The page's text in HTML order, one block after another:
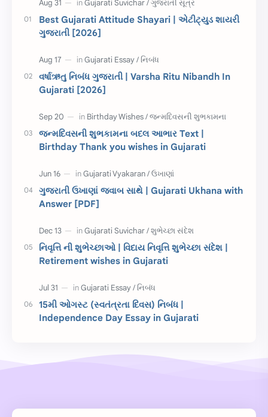
ગુજરાતી સૂત્ર
ચાલીસા
દિવાળી સમાનાર્થી શબ્દો
સ્પીચ ગુજરાતી
રક્ષાબંધન 26 જાન્યુઆરી
જાણવા જેવું ધોરણ 8
શિક્ષક દિવસ ઉત્તરાયણ
કહેવતો
Gujarati Slogans Gujarati Speech
ગુજરાતી વ્યાકરણ
જ્ઞાન સાધના પરીક્ષા Lekhan
Merit List ગુજરાતી વાર્તા
Best Gujarati Attitude Shayari | એટીટ્યુડ શાયરી
ગુજરાતી [2026]
વર્ષાઋતુ નિબંધ ગુજરાતી | Varsha Ritu Nibandh In
Gujarati [2026]
જન્મદિવસની શુભકામના બદલ આભાર Text |
Birthday Thank you wishes in Gujarati
ગુજરાતી ઉખાણાં જવાબ સાથે | Gujarati Ukhana with
Answer [PDF]
નિવૃત્તિ ની શુભેચ્છાઓ | વિદાય નિવૃત્તિ શુભેચ્છા સંદેશ |
Retirement wishes in Gujarati
15મી ઓગસ્ટ (સ્વતંત્રતા દિવસ) નિબંધ |
Independence Day Essay in Gujarati